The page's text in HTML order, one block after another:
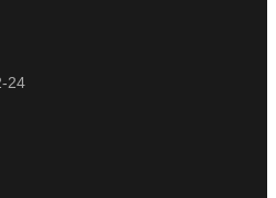
24